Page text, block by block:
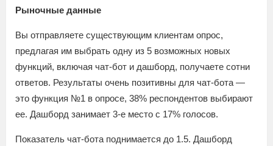
Рыночные данные
Вы отправляете существующим клиентам опрос,
предлагая им выбрать одну из 5 возможных новых
функций, включая чат-бот и дашборд, получаете сотни
ответов. Результаты очень позитивны для чат-бота —
это функция №1 в опросе, 38% респондентов выбирают
ее. Дашборд занимает 3-е место с 17% голосов.
Показатель чат-бота поднимается до 1.5. Дашборд